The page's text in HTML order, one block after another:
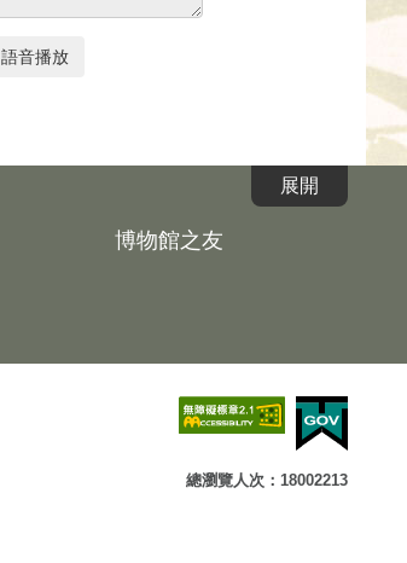
語音播放
博物館之友
總瀏覽人次：18002213